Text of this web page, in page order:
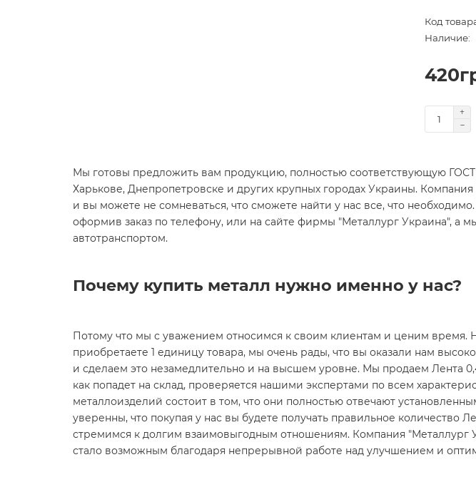
Код
Наличие:
Мы готовы предложить вам продукцию, полностью соответствующую
Харькове, Днепропетровске и других крупных городах Украины.
и вы можете не сомневаться, что сможете найти у нас все, что
оформив заказ по телефону, или на сайте фирмы "Металлург Украина", а
автотранспортом.
Почему купить металл нужно именно у нас?
Потому что мы с уважением относимся к своим клиентам и ценим
приобретаете 1 единицу товара, мы очень рады, что вы оказали нам
и сделаем это незамедлительно и на высшем уровне. Мы продаем Лента
как попадет на склад, проверяется нашими экспертами по всем
металлоизделий состоит в том, что они полностью отвечают
уверенны, что покупая у нас вы будете получать правильное количество
стремимся к долгим взаимовыгодным отношениям. Компания "Металлург
стало возможным благодаря непрерывной работе над улучшением и